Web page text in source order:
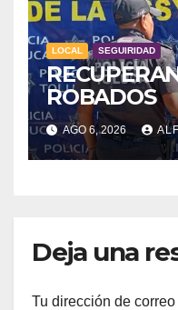
LOCAL SEGUIRIDAD
ROBADOS
AGO 6, 2026
Deja una
Tu dirección de